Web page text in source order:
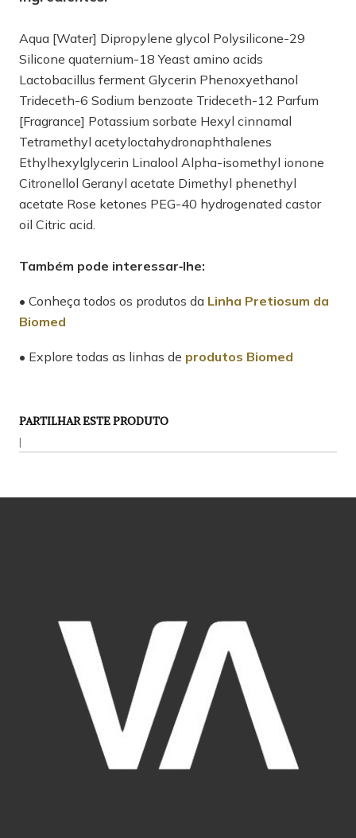
Aqua [Water] Dipropylene glycol Polysilicone-29
Silicone quaternium-18 Yeast amino acids
Lactobacillus ferment Glycerin Phenoxyethanol
Trideceth-6 Sodium benzoate Trideceth-12 Parfum
[Fragrance] Potassium sorbate Hexyl cinnamal
Tetramethyl acetyloctahydronaphthalenes
Ethylhexylglycerin Linalool Alpha-isomethyl ionone
Citronellol Geranyl acetate Dimethyl phenethyl
acetate Rose ketones PEG-40 hydrogenated castor
oil Citric acid.
Também pode interessar‑lhe:
• Conheça todos os produtos da Linha Pretiosum da
Biomed
• Explore todas as linhas de produtos Biomed
PARTILHAR ESTE PRODUTO
|